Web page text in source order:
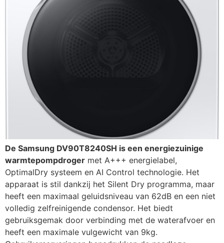
De Samsung DV90T8240SH is een energiezuinige
warmtepompdroger met A+++ energielabel,
OptimalDry systeem en AI Control technologie. Het
apparaat is stil dankzij het Silent Dry programma, maar
heeft een maximaal geluidsniveau van 62dB en een niet
volledig zelfreinigende condensor. Het biedt
gebruiksgemak door verbinding met de waterafvoer en
heeft een maximale vulgewicht van 9kg.